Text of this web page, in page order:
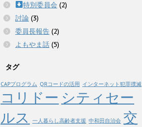
特別委員会 (2)
討論 (3)
委員長報告 (2)
よもやま話 (5)
タグ
CAPプログラム QRコードの活用 インターネット犯罪撲滅
コリドー シティセー
ルス
一人暮らし高齢者支援 中和田自治会 交